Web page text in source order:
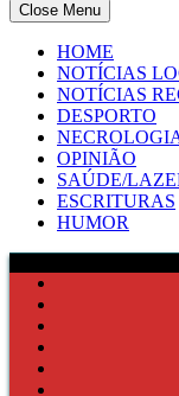
Comercio e Noticias
Notícias e Publicidade
Close Menu
HOME
NOTÍCIAS
NOTÍCIAS
DESPORTO
OPINIÃO
SAÚDE/
ESCRITURAS
HUMOR